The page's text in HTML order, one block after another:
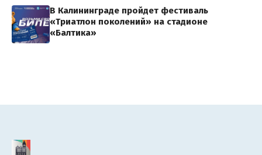
В Калининграде пройдет фестиваль
«Триатлон поколений» на стадионе
«Балтика»